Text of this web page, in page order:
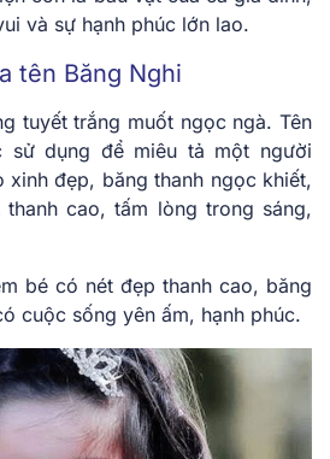
và sự hạnh phúc lớn lao.
tên Băng Nghi
tuyết trắng muốt ngọc ngà. Tên
sử dụng để miêu tả một người
đẹp, băng thanh ngọc khiết,
cao, tấm lòng trong sáng,
bé có nét đẹp thanh cao, băng
cuộc sống yên ấm, hạnh phúc.